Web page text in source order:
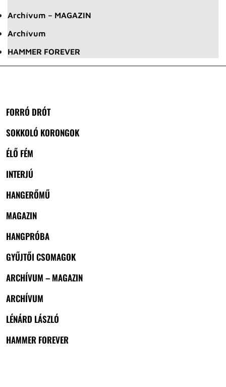
Archívum – MAGAZIN
Archívum
HAMMER FOREVER
FORRÓ DRÓT
SOKKOLÓ KORONGOK
ÉLŐ FÉM
INTERJÚ
HANGERŐMŰ
MAGAZIN
HANGPRÓBA
GYŰJTŐI CSOMAGOK
ARCHÍVUM – MAGAZIN
ARCHÍVUM
LÉNÁRD LÁSZLÓ
HAMMER FOREVER